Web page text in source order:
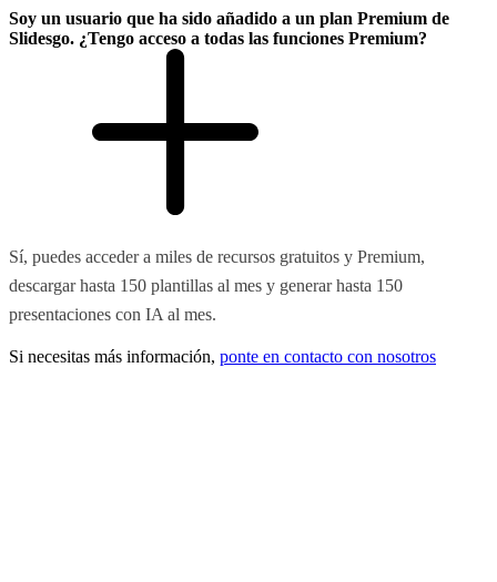
Soy un usuario que ha sido añadido a un plan Premium de
Slidesgo. ¿Tengo acceso a todas las funciones Premium?
Sí, puedes acceder a miles de recursos gratuitos y Premium,
descargar hasta 150 plantillas al mes y generar hasta 150
presentaciones con IA al mes.
Si necesitas más información, ponte en contacto con nosotros